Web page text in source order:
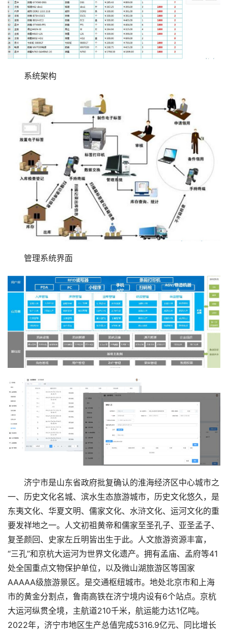
系统架构
管理系统界面
济宁市是山东省政府批复确认的淮海经济区中心城市之
一、历史文化名城、滨水生态旅游城市，历史文化悠久，是
东夷文化、华夏文明、儒家文化、水浒文化、运河文化的重
要发祥地之一。人文初祖黄帝和儒家至圣孔子、亚圣孟子、
复圣颜回、史家左丘明皆出生于此。人文旅游资源丰富，
“三孔”和京杭大运河为世界文化遗产。拥有孟庙、孟府等41
处全国重点文物保护单位，以及微山湖旅游区等国家
AAAAA级旅游景区。是交通枢纽城市。地处北京市和上海
市的黄金分割点，鲁南高铁在济宁境内设有6个站点。京杭
大运河纵贯全境，主航道210千米，航运能力达1亿吨。
2022年，济宁市地区生产总值完成5316.9亿元、同比增长